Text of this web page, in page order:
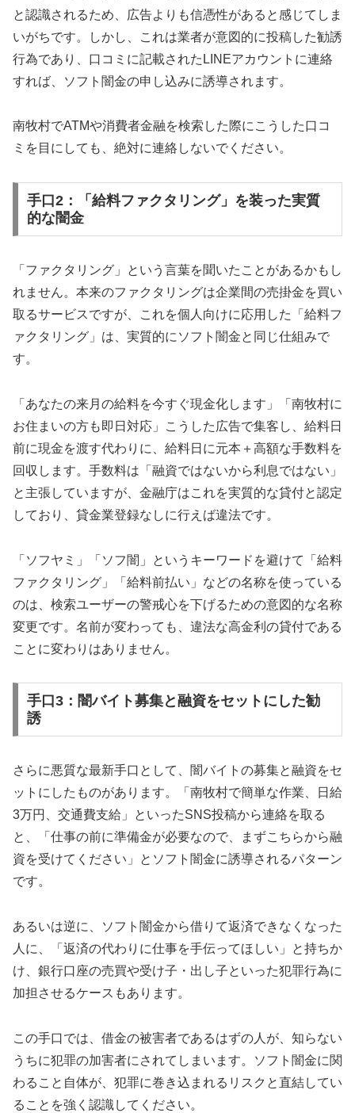
と認識されるため、広告よりも信憑性があると感じてしま
いがちです。しかし、これは業者が意図的に投稿した勧誘
行為であり、口コミに記載されたLINEアカウントに連絡
すれば、ソフト闇金の申し込みに誘導されます。
南牧村でATMや消費者金融を検索した際にこうした口コ
ミを目にしても、絶対に連絡しないでください。
手口2：「給料ファクタリング」を装った実質
的な闇金
「ファクタリング」という言葉を聞いたことがあるかもし
れません。本来のファクタリングは企業間の売掛金を買い
取るサービスですが、これを個人向けに応用した「給料フ
ァクタリング」は、実質的にソフト闇金と同じ仕組みで
す。
「あなたの来月の給料を今すぐ現金化します」「南牧村に
お住まいの方も即日対応」こうした広告で集客し、給料日
前に現金を渡す代わりに、給料日に元本＋高額な手数料を
回収します。手数料は「融資ではないから利息ではない」
と主張していますが、金融庁はこれを実質的な貸付と認定
しており、貸金業登録なしに行えば違法です。
「ソフヤミ」「ソフ闇」というキーワードを避けて「給料
ファクタリング」「給料前払い」などの名称を使っている
のは、検索ユーザーの警戒心を下げるための意図的な名称
変更です。名前が変わっても、違法な高金利の貸付である
ことに変わりはありません。
手口3：闇バイト募集と融資をセットにした勧
誘
さらに悪質な最新手口として、闇バイトの募集と融資をセ
ットにしたものがあります。「南牧村で簡単な作業、日給
3万円、交通費支給」といったSNS投稿から連絡を取る
と、「仕事の前に準備金が必要なので、まずこちらから融
資を受けてください」とソフト闇金に誘導されるパターン
です。
あるいは逆に、ソフト闇金から借りて返済できなくなった
人に、「返済の代わりに仕事を手伝ってほしい」と持ちか
け、銀行口座の売買や受け子・出し子といった犯罪行為に
加担させるケースもあります。
この手口では、借金の被害者であるはずの人が、知らない
うちに犯罪の加害者にされてしまいます。ソフト闇金に関
わること自体が、犯罪に巻き込まれるリスクと直結してい
ることを強く認識してください。